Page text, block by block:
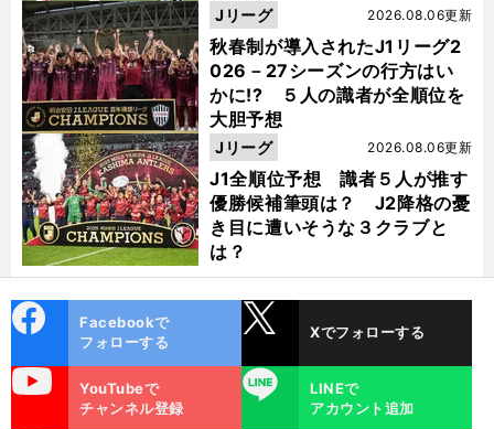
秋春制が導入されたJ1リーグ2
026－27シーズンの行方はい
かに!? ５人の識者が全順位を
大胆予想
2026.08.06更新
Jリーグ
J1全順位予想 識者５人が推す
優勝候補筆頭は？ J2降格の憂
き目に遭いそうな３クラブと
は？
2026.08.06更新
Jリーグ
ok
Facebookで
フォローする
Xでフォローする
YouTubeで
チャンネル登録
LINE
LINEで
アカウント追加